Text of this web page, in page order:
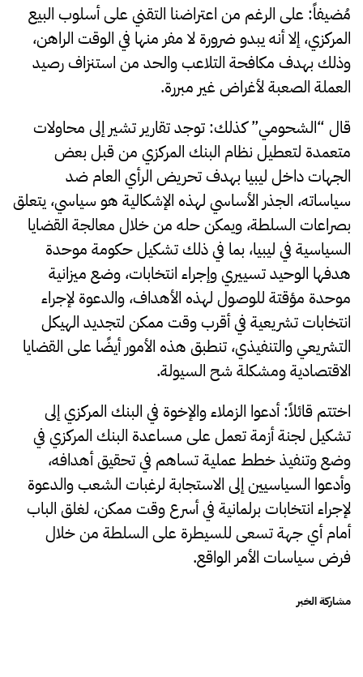
مُضيفاً: على الرغم من اعتراضنا التقني على أسلوب البيع
المركزي، إلا أنه يبدو ضرورة لا مفر منها في الوقت الراهن،
وذلك بهدف مكافحة التلاعب والحد من استنزاف رصيد
العملة الصعبة لأغراض غير مبررة.
قال “الشحومي” كذلك: توجد تقارير تشير إلى محاولات
متعمدة لتعطيل نظام البنك المركزي من قبل بعض
الجهات داخل ليبيا بهدف تحريض الرأي العام ضد
سياساته، الجذر الأساسي لهذه الإشكالية هو سياسي، يتعلق
بصراعات السلطة، ويمكن حله من خلال معالجة القضايا
السياسية في ليبيا، بما في ذلك تشكيل حكومة موحدة
هدفها الوحيد تسييري وإجراء انتخابات، وضع ميزانية
موحدة مؤقتة للوصول لهذه الأهداف، والدعوة لإجراء
انتخابات تشريعية في أقرب وقت ممكن لتجديد الهيكل
التشريعي والتنفيذي، تنطبق هذه الأمور أيضًا على القضايا
الاقتصادية ومشكلة شح السيولة.
اختتم قائلاً: أدعوا الزملاء والإخوة في البنك المركزي إلى
تشكيل لجنة أزمة تعمل على مساعدة البنك المركزي في
وضع وتنفيذ خطط عملية تساهم في تحقيق أهدافه،
وأدعوا السياسيين إلى الاستجابة لرغبات الشعب والدعوة
لإجراء انتخابات برلمانية في أسرع وقت ممكن، لغلق الباب
أمام أي جهة تسعى للسيطرة على السلطة من خلال
فرض سياسات الأمر الواقع.
مشاركة الخبر